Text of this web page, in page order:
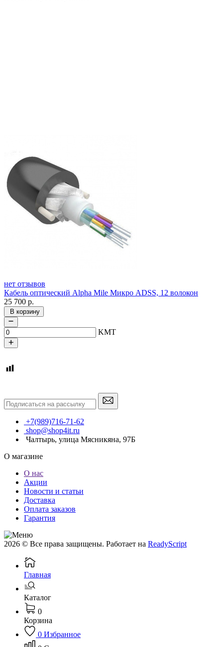
нет отзывов
Кабель оптический Alpha Mile Микро ADSS, 12 волокон
25 700 р.
В корзину
KMT
+7(989)716-71-62
shop@shop4it.ru
Чалтырь, улица Мясникяна, 97Б
О магазине
О нас
Акции
Новости и статьи
Доставка
Оплата заказов
Гарантия
2026 © Все права защищены. Работает на ReadyScript
Главная
Каталог
0
Корзина
0 Избранное